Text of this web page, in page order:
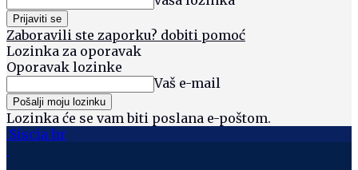
Zaboravili ste zaporku? dobiti pomoć
Lozinka za oporavak
Oporavak lozinke
Vaš e-mail
Lozinka će se vam biti poslana e-poštom.
Siscia hr